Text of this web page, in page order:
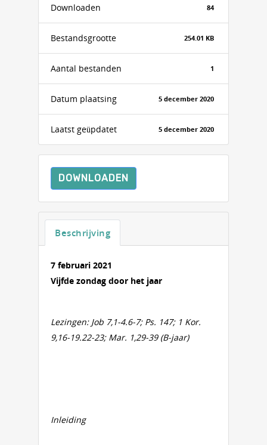
Downloaden 84
Bestandsgrootte 254.01 KB
Aantal bestanden 1
Datum plaatsing 5 december 2020
Laatst geüpdatet 5 december 2020
DOWNLOADEN
Beschrijving
7 februari 2021
Vijfde zondag door het jaar
Lezingen: Job 7,1-4.6-7; Ps. 147; 1 Kor.
9,16-19.22-23; Mar. 1,29-39 (B-jaar)
Inleiding